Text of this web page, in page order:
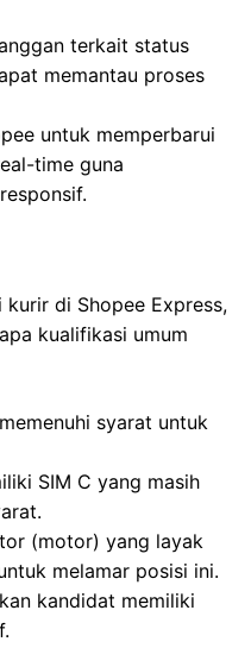
terkait status
memantau proses
untuk memperbarui
time guna
di Shopee Express,
kualifikasi umum
syarat untuk
SIM C yang masih
(motor) yang layak
melamar posisi ini.
kandidat memiliki